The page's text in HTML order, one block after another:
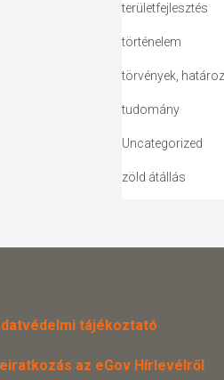
területfejlesztés
történelem
törvények,
tudomány
Uncategorized
zöld átállás
tájékoztató
az eGov Hírlevélről